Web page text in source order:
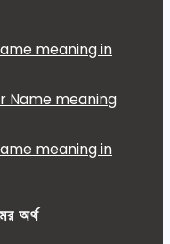
Name meaning in
Name meaning
Name meaning in
অর্থ